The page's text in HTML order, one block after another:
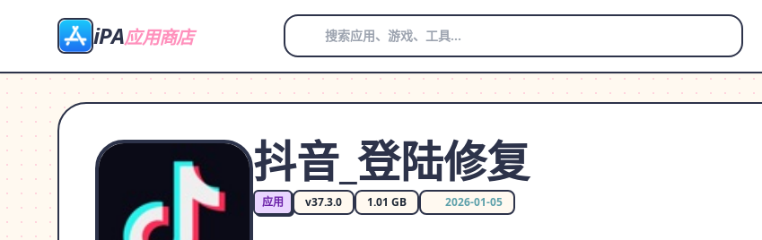
iPA应用商店
抖音_登陆修复
应用 v37.3.0 1.01 GB 2026-01-05